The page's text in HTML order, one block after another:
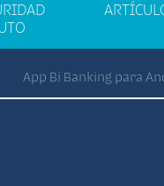
App Bi Banking para